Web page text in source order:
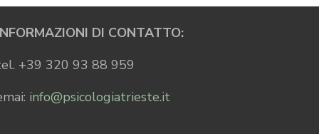
DI CONTATTO:
+39 320 93 88 959
info@psicologiatrieste.it